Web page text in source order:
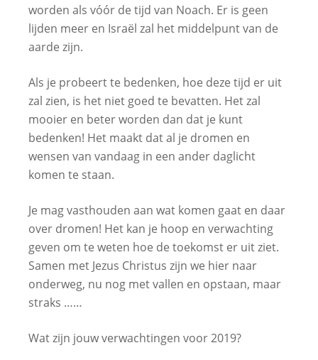
worden als vóór de tijd van Noach. Er is geen
lijden meer en Israël zal het middelpunt van de
aarde zijn.
Als je probeert te bedenken, hoe deze tijd er uit
zal zien, is het niet goed te bevatten. Het zal
mooier en beter worden dan dat je kunt
bedenken! Het maakt dat al je dromen en
wensen van vandaag in een ander daglicht
komen te staan.
Je mag vasthouden aan wat komen gaat en daar
over dromen! Het kan je hoop en verwachting
geven om te weten hoe de toekomst er uit ziet.
Samen met Jezus Christus zijn we hier naar
onderweg, nu nog met vallen en opstaan, maar
straks ……
Wat zijn jouw verwachtingen voor 2019?